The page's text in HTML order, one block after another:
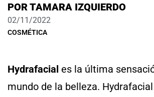
PORTAMARA IZQUIERDO
02/11/2022
COSMÉTICA
Hydrafacial es la última
mundo de la belleza.